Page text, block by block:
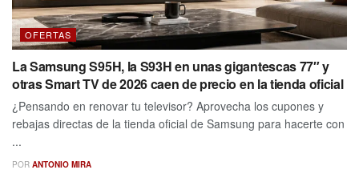
OFERTAS
La Samsung S95H, la S93H en unas gigantescas 77″ y
otras Smart TV de 2026 caen de precio en la tienda oficial
¿Pensando en renovar tu televisor? Aprovecha los cupones y
rebajas directas de la tienda oficial de Samsung para hacerte con
...
POR ANTONIO MIRA